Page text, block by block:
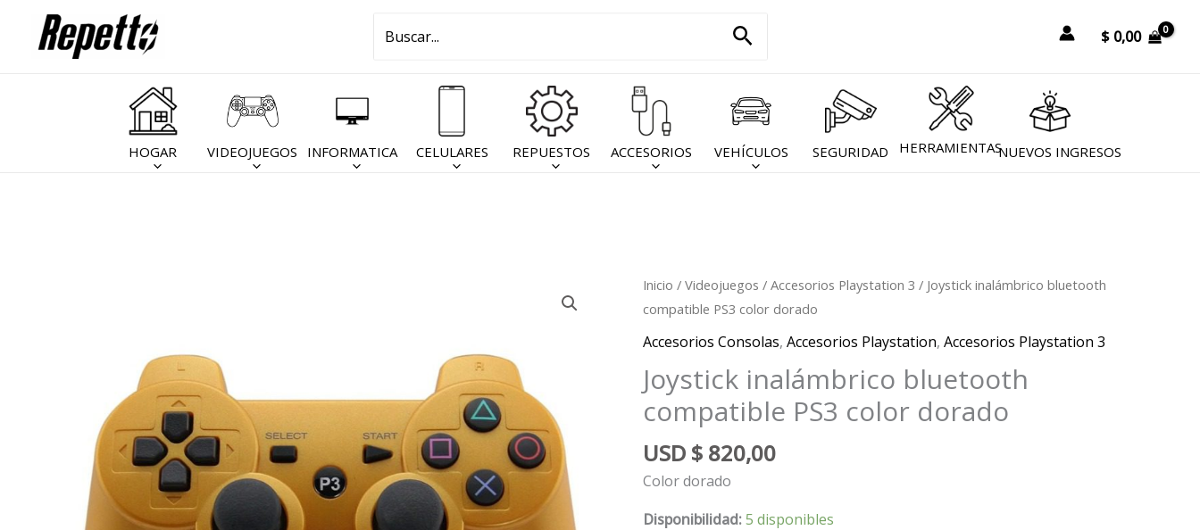
por:
Buscar $0,00
HOGAR VIDEOJUEGOS INFORMATICA CELULARES REPUESTOS ACCESORIOS VEHÍCULOS SEGURIDAD HERRAMIENTASNUEVOS INGRESOS
Inicio /Videojuegos /Accesorios Playstation 3 / Joystick inalámbrico bluetooth
compatible PS3 color dorado
Accesorios Consolas,Accesorios Playstation,Accesorios Playstation 3
Joystick inalámbrico bluetooth
compatible PS3 color dorado
USD $ 820,00
Color dorado
Disponibilidad:5 disponibles